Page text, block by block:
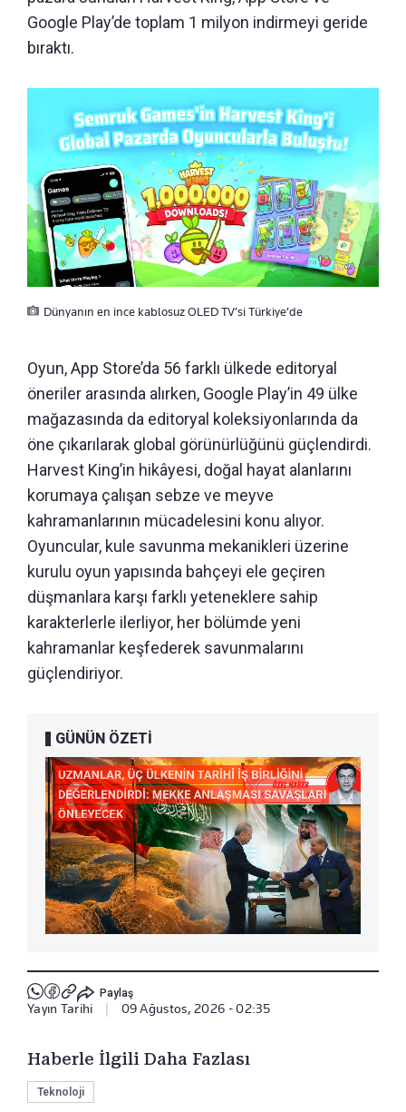
Google Play’de toplam 1 milyon indirmeyi geride
bıraktı.
Dünyanın en ince kablosuz OLED TV’si Türkiye’de
Oyun, App Store’da 56 farklı ülkede editoryal
öneriler arasında alırken, Google Play’in 49 ülke
mağazasında da editoryal koleksiyonlarında da
öne çıkarılarak global görünürlüğünü güçlendirdi.
Harvest King’in hikâyesi, doğal hayat alanlarını
korumaya çalışan sebze ve meyve
kahramanlarının mücadelesini konu alıyor.
Oyuncular, kule savunma mekanikleri üzerine
kurulu oyun yapısında bahçeyi ele geçiren
düşmanlara karşı farklı yeteneklere sahip
karakterlerle ilerliyor, her bölümde yeni
kahramanlar keşfederek savunmalarını
güçlendiriyor.
GÜNÜN ÖZETİ
Paylaş
Yayın Tarihi 09 Ağustos, 2026 - 02:35
Haberle İlgili Daha Fazlası
Teknoloji